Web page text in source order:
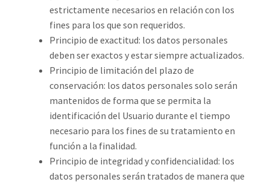
estrictamente necesarios en relación con los
fines para los que son requeridos.
Principio de exactitud: los datos personales
deben ser exactos y estar siempre actualizados.
Principio de limitación del plazo de
conservación: los datos personales solo serán
mantenidos de forma que se permita la
identificación del Usuario durante el tiempo
necesario para los fines de su tratamiento en
función a la finalidad.
Principio de integridad y confidencialidad: los
datos personales serán tratados de manera que